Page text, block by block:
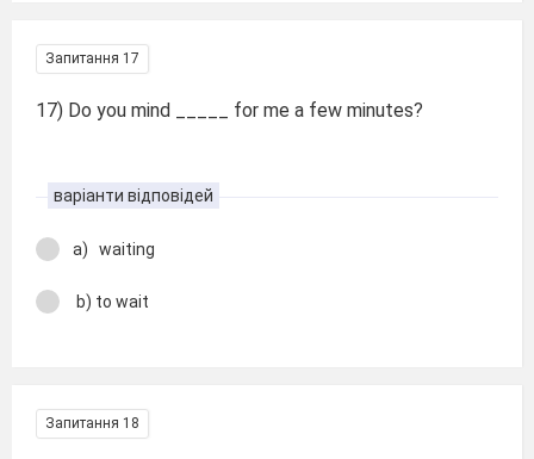
Запитання 17
17) Do you mind _____ for me a few minutes?
варіанти відповідей
a) waiting
b) to wait
Запитання 18